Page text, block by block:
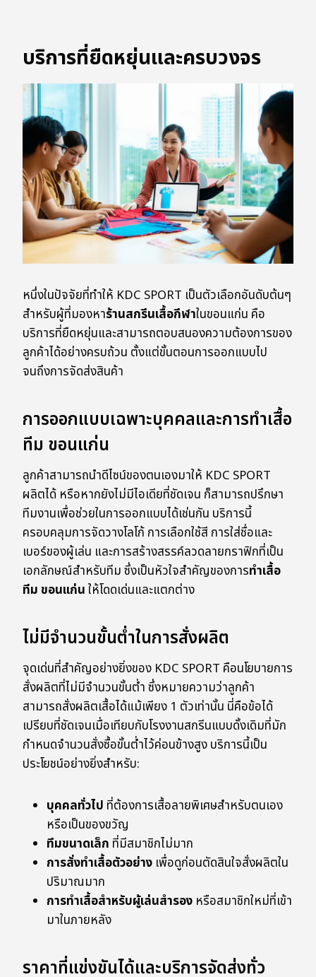
บริการที่ยืดหยุ่นและครบวงจร
หนึ่งในปัจจัยที่ทำให้ KDC SPORT เป็นตัวเลือกอันดับต้นๆ
สำหรับผู้ที่มองหาร้านสกรีนเสื้อกีฬาในขอนแก่น คือ
บริการที่ยืดหยุ่นและสามารถตอบสนองความต้องการของ
ลูกค้าได้อย่างครบถ้วน ตั้งแต่ขั้นตอนการออกแบบไป
จนถึงการจัดส่งสินค้า
การออกแบบเฉพาะบุคคลและการทำเสื้อ
ทีม ขอนแก่น
ลูกค้าสามารถนำดีไซน์ของตนเองมาให้ KDC SPORT
ผลิตได้ หรือหากยังไม่มีไอเดียที่ชัดเจน ก็สามารถปรึกษา
ทีมงานเพื่อช่วยในการออกแบบได้เช่นกัน บริการนี้
ครอบคลุมการจัดวางโลโก้ การเลือกใช้สี การใส่ชื่อและ
เบอร์ของผู้เล่น และการสร้างสรรค์ลวดลายกราฟิกที่เป็น
เอกลักษณ์สำหรับทีม ซึ่งเป็นหัวใจสำคัญของการทำเสื้อ
ทีม ขอนแก่นให้โดดเด่นและแตกต่าง
ไม่มีจำนวนขั้นต่ำในการสั่งผลิต
จุดเด่นที่สำคัญอย่างยิ่งของ KDC SPORT คือนโยบายการ
สั่งผลิตที่ไม่มีจำนวนขั้นต่ำ ซึ่งหมายความว่าลูกค้า
สามารถสั่งผลิตเสื้อได้แม้เพียง 1 ตัวเท่านั้น นี่คือข้อได้
เปรียบที่ชัดเจนเมื่อเทียบกับโรงงานสกรีนแบบดั้งเดิมที่มัก
กำหนดจำนวนสั่งซื้อขั้นต่ำไว้ค่อนข้างสูง บริการนี้เป็น
ประโยชน์อย่างยิ่งสำหรับ:
บุคคลทั่วไป ที่ต้องการเสื้อลายพิเศษสำหรับตนเอง
หรือเป็นของขวัญ
ทีมขนาดเล็ก ที่มีสมาชิกไม่มาก
การสั่งทำเสื้อตัวอย่าง เพื่อดูก่อนตัดสินใจสั่งผลิตใน
ปริมาณมาก
การทำเสื้อสำหรับผู้เล่นสำรอง หรือสมาชิกใหม่ที่เข้า
มาในภายหลัง
ราคาที่แข่งขันได้และบริการจัดส่งทั่ว